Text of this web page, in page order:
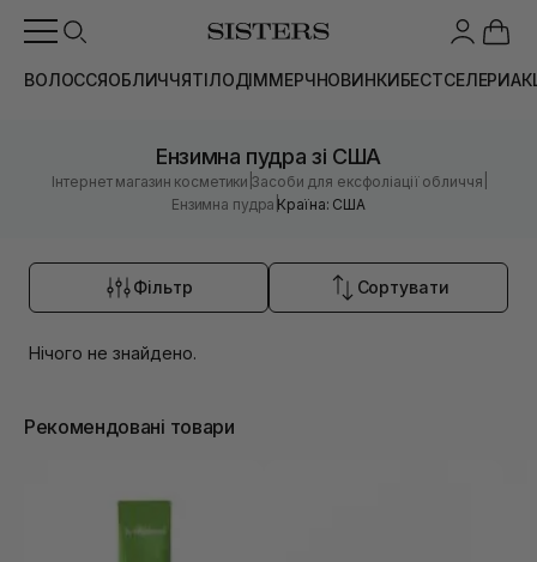
ВОЛОССЯОБЛИЧЧЯТІЛОДІММЕРЧНОВИНКИБЕСТСЕЛЕРИ
Ензимна пудра зі США
Інтернет магазин косметики |Засоби для ексфоліації обличчя
Ензимна пудра |Країна: США
Фільтр Сортувати
Нічого не знайдено.
Рекомендовані товари